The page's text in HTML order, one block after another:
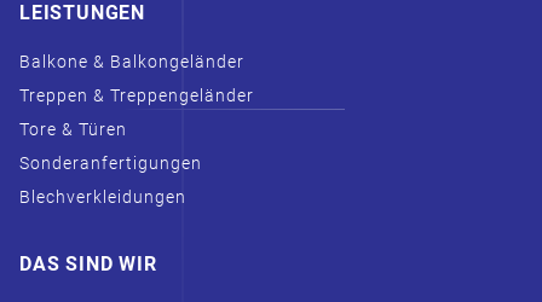
LEISTUNGEN
Balkone & Balkongeländer
Treppen & Treppengeländer
Tore & Türen
Sonderanfertigungen
Blechverkleidungen
DAS SIND WIR